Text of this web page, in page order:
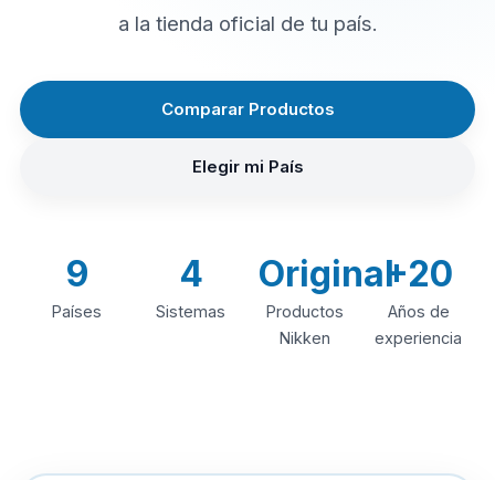
a la tienda oficial de tu país.
Comparar Productos
Elegir mi País
9
Países
4
Sistemas
Original
Productos
Nikken
+20
Años de
experiencia